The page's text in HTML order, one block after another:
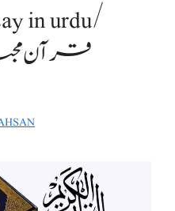
in urdu/
قرآن